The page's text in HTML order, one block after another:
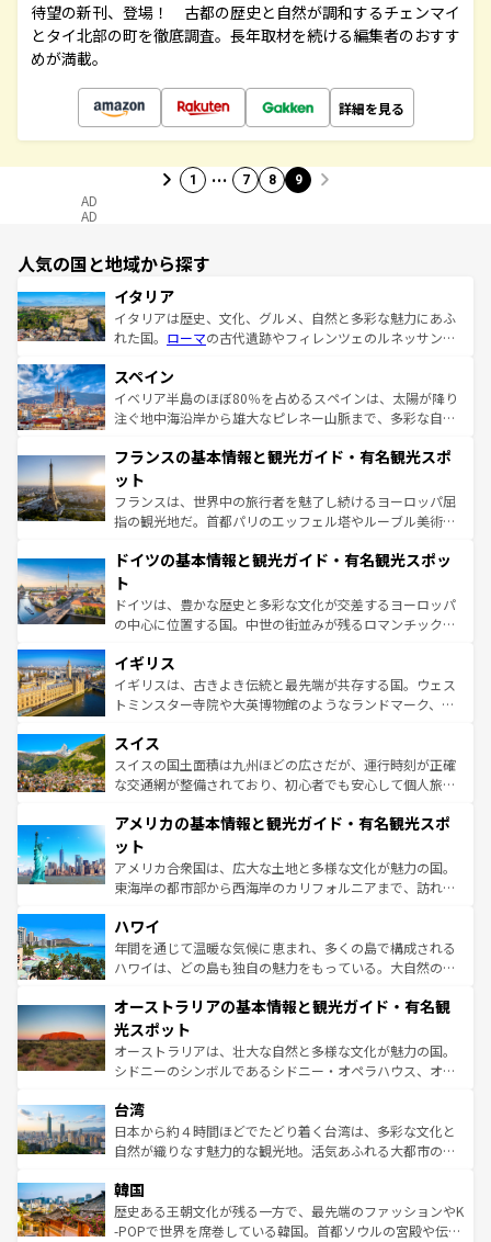
待望の新刊、登場！ 古都の歴史と自然が調和するチェンマイ
とタイ北部の町を徹底調査。長年取材を続ける編集者のおすす
めが満載。
詳細を見る
1 … 7 8 9
AD
AD
人気の国と地域から探す
イタリア
イタリアは歴史、文化、グルメ、自然と多彩な魅力にあふ
れた国。 ローマの古代遺跡やフィレンツェのルネッサンス
ろん、トスカーナの美しい田園風景やアマルフィ海岸の絶
景など、自然景観も見逃せない。観光の合間には、本場の
ピザやパスタなど、絶品のイタリア料理を堪能することも
ませてくれるイタリアで、忘れられない旅をしてみよう！
なお、新着のイタリア情報は
しい。
スペイン
イベリア半島のほぼ80％を占めるスペインは、太陽が降り
注ぐ地中海沿岸から雄大なピレネー山脈まで、多彩な自然
文化が根付くこの国では、情熱的なフラメンコ、熱気あふ
れる闘牛、そして美味しいタパスが生活の一部となってい
る。首都マドリードの洗練された雰囲気や、バルセロナの
アートに溢れた街角から、地方では古代ローマ遺跡や中世
せる。地方によって風土や気候が異なるスペインはその個
ンテンツ一覧 を参照してほしい。
フランスの基本情報と観光ガイド・有名観光スポ
ット
フランスは、世界中の旅行者を魅了し続けるヨーロッパ屈
指の観光地だ。首都パリのエッフェル塔やルーブル美術館
で、幅広い魅力が詰まっている。華麗な宮殿、歴史的な大
聖堂、美しいビーチ、そして豊かな自然が、訪れる者を心
から魅了する。また、フランスは美食の国としても知ら
れ、フランス料理はユネスコ無形文化遺産にも登録されて
香り高いラベンダー畑など、多彩な楽しみ方が可能だ。さ
らに、パリ以外の地域にも魅力が溢れており、どの街角に
も豊かな歴史と文化が息づいている。パリ以外の個性あふ
を参照してほしい。
ドイツの基本情報と観光ガイド・有名観光スポッ
ト
ドイツは、豊かな歴史と多彩な文化が交差するヨーロッパ
の中心に位置する国。中世の街並みが残るロマンチック街
顔を持つこの国は、どこを歩いても飽きることがない。ベ
ルリンの文化的活気、バイエルン州のアルプスの絶景、そ
してライン川沿いのワイン畑といった風景は必見。ビール
は、お酒好きな人にはぜひ体験してほしい。 なお、新着の
ドイツ情報はコンテンツ一覧を参照してほしい。
イギリス
イギリスは、古きよき伝統と最先端が共存する国。ウェス
トミンスター寺院や大英博物館のようなランドマーク、歴
リアごとに異なる魅力がある。また、優雅なアフタヌーン
ティー、ビール好きにはたまらない英国パブ、サッカー観
戦など、本場だからこそできる体験も豊富。イギリスを旅
ンツ一覧を参照してほしい。
スイス
スイスの国土面積は九州ほどの広さだが、運行時刻が正確
な交通網が整備されており、初心者でも安心して個人旅行
の建物がそのまま残る町や、スイスならではのユニークな
博物館もあり、アルプス観光だけでなく町歩きも満喫する
ことができる。国民の所得が高いため物価も高いが、旅行
者向けの交通パス提供のサービスもあり、うまく活用すれ
着のスイス情報は
アメリカの基本情報と観光ガイド・有名観光スポ
ット
アメリカ合衆国は、広大な土地と多様な文化が魅力の国。
東海岸の都市部から西海岸のカリフォルニアまで、訪れる
のような巨大都市は、観光、ショッピング、エンターテイ
ンメントが詰まった刺激的なスポットだ。一方、アメリカ
西部には大自然が広がり、グランドキャニオンやイエロー
部のニューオーリンズでは、音楽と美食が融合した独特の
文化が魅力。旅行者はアメリカの各地域で異なる魅力を楽
しみながら、その多様性と豊かな歴史を感じることができ
るだろう。車でのロードトリップや列車の旅も、アメリカ
情報は
ハワイ
年間を通じて温暖な気候に恵まれ、多くの島で構成される
ハワイは、どの島も独自の魅力をもっている。大自然の神
ワイ島は見逃せない。また、定番の観光地といえばオアフ
島だが、静かな自然を求めるならマウイ島やカウアイ島が
おすすめ。エメラルドグリーンに輝く海をはじめ、豊かな
文化や歴史が息づいている。「アロハスピリット」と呼ば
人々、おいしいローカルフードやハワイアンミュージッ
ク、伝統的なフラダンスなど、すべてがハワイの魅力を彩
っている。訪れるたびに新しい発見と感動が待っているハ
はコンテンツ一覧
オーストラリアの基本情報と観光ガイド・有名観
光スポット
オーストラリアは、壮大な自然と多様な文化が魅力の国。
シドニーのシンボルであるシドニー・オペラハウス、オー
リアリーフや大陸中央部にそびえるウルル（エアーズロッ
ク）、タスマニアの美しい原生林やケアンズの熱帯雨林な
ど、見どころがたくさん。また、カフェやワイン、オージ
いる。アクティビティも充実しており、サーフィンやダイ
ビング、ハイキングなど、アウトドア好きにはたまらな
い。オーストラリアの多彩な魅力を存分に味わいつくそ
台湾
日本から約４時間ほどでたどり着く台湾は、多彩な文化と
自然が織りなす魅力的な観光地。活気あふれる大都市の台
ン）、静ひつな山岳地帯である台湾東部など、都市の喧騒
と山間の静けさが共存しており、訪れる人に新しい発見と
驚きをもたらしてくれる。また、奥深い台湾の食文化も魅
韓国
歴史ある王朝文化が残る一方で、最先端のファッションやK
-POPで世界を席巻している韓国。首都ソウルの宮殿や伝統